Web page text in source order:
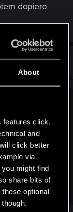
About
features click.
and
click better
via
might find
share bits of
optional
dopiero
#272
wrzucić tylko
bana a i tak po
pomóc
moim pechem
też niestety
ruszył oby